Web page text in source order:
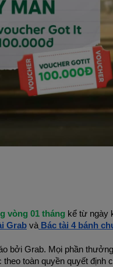
vòng 01 tháng kể từ ngày
Grab và Bác tài 4 bánh
bởi Grab. Mọi phần thưởng
toàn quyền quyết định